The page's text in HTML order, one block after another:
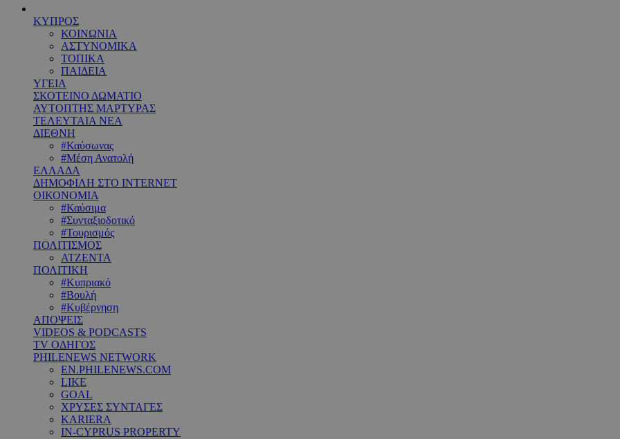
ΚΥΠΡΟΣ
ΚΟΙΝΩΝΙΑ
ΑΣΤΥΝΟΜΙΚΑ
ΤΟΠΙΚΑ
ΠΑΙΔΕΙΑ
ΥΓΕΙΑ
ΣΚΟΤΕΙΝΟ ΔΩΜΑΤΙΟ
ΑΥΤΟΠΤΗΣ ΜΑΡΤΥΡΑΣ
ΤΕΛΕΥΤΑΙΑ ΝΕΑ
ΔΙΕΘΝΗ
#Καύσωνας
#Μέση Ανατολή
ΕΛΛΑΔΑ
ΔΗΜΟΦΙΛΗ ΣΤΟ INTERNET
ΟΙΚΟΝΟΜΙΑ
#Καύσιμα
#Συνταξιοδοτικό
#Τουρισμός
ΠΟΛΙΤΙΣΜΟΣ
ΑΤΖΕΝΤΑ
ΠΟΛΙΤΙΚΗ
#Κυπριακό
#Βουλή
#Κυβέρνηση
ΑΠΟΨΕΙΣ
VIDEOS & PODCASTS
TV ΟΔΗΓΟΣ
PHILENEWS NETWORK
EN.PHILENEWS.COM
LIKE
GOAL
ΧΡΥΣΕΣ ΣΥΝΤΑΓΕΣ
KARIERA
IN-CYPRUS PROPERTY